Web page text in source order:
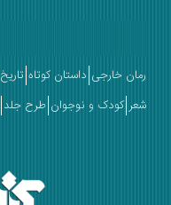
رمان خارجی داستان کوتاه تاریخ
شعر کودک و نوجوان طرح جلد